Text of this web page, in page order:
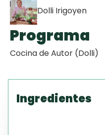
Dolli Irigoyen
Programa
Cocina de Autor (Dolli)
Ingredientes